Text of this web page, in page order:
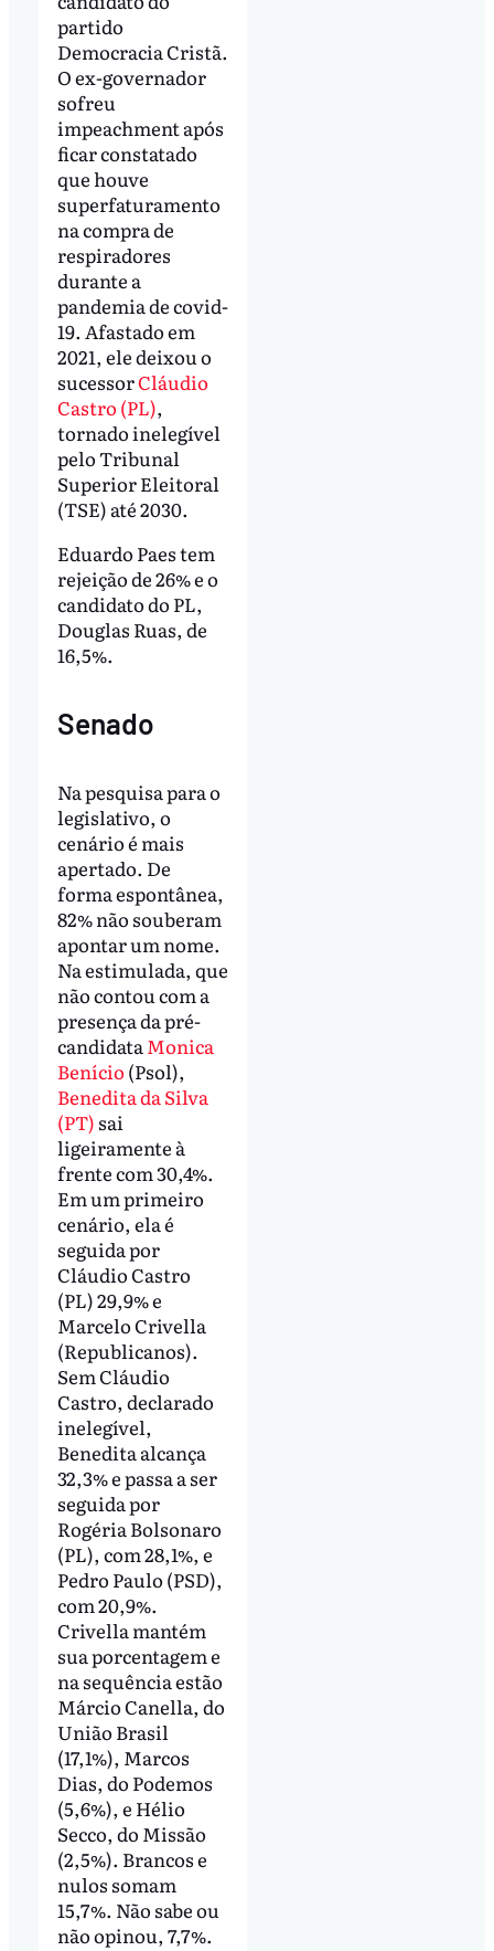
partido
Democracia Cristã.
O ex-governador
sofreu
impeachment após
ficar constatado
que houve
superfaturamento
na compra de
respiradores
durante a
pandemia de covid-
19. Afastado em
2021, ele deixou o
sucessorCláudio
Castro (PL),
tornado inelegível
pelo Tribunal
Superior Eleitoral
(TSE) até 2030.
Eduardo Paes tem
rejeição de 26% e o
candidato do PL,
Douglas Ruas, de
16,5%.
Senado
Na pesquisa para o
legislativo, o
cenário é mais
apertado. De
forma espontânea,
82% não souberam
apontar um nome.
Na estimulada, que
não contou com a
presença da pré-
candidataMonica
Benício (Psol),
Benedita da Silva
(PT) sai
ligeiramente à
frente com 30,4%.
Em um primeiro
cenário, ela é
seguida por
Cláudio Castro
(PL) 29,9% e
Marcelo Crivella
(Republicanos).
Sem Cláudio
Castro, declarado
inelegível,
Benedita alcança
32,3% e passa a ser
seguida por
Rogéria Bolsonaro
(PL), com 28,1%, e
Pedro Paulo (PSD),
com 20,9%.
Crivella mantém
sua porcentagem e
na sequência estão
Márcio Canella, do
União Brasil
(17,1%), Marcos
Dias, do Podemos
(5,6%), e Hélio
Secco, do Missão
(2,5%). Brancos e
nulos somam
15,7%. Não sabe ou
não opinou, 7,7%.